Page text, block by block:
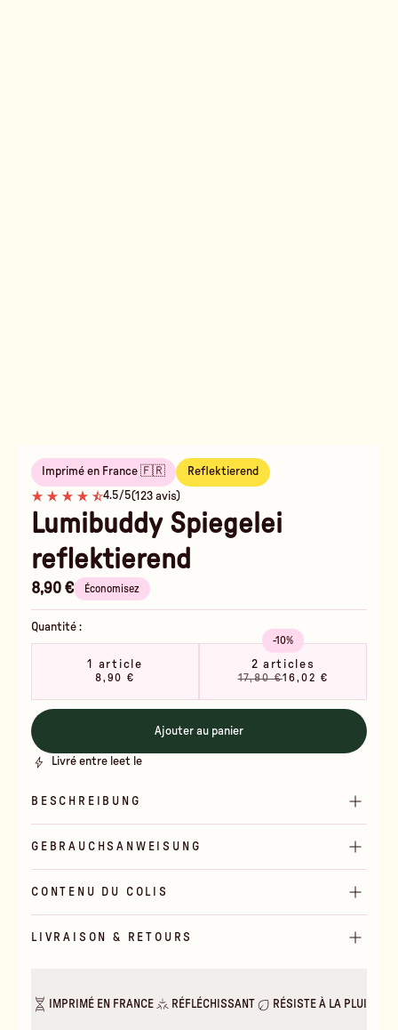
4.5/5(123 avis)
Imprimé en France 🇫🇷 Reflektierend
Lumibuddy Spiegelei
reflektierend
8,90 € Économisez
Quantité :
1 article
8,90 €
-10%
2 articles
17,80 €16,02 €
Ajouter au panier
Livré entre leet le
BESCHREIBUNG
GEBRAUCHSANWEISUNG
CONTENU DU COLIS
LIVRAISON & RETOURS
IMPRIMÉ EN FRANCE RÉFLÉCHISSANT RÉSISTE À LA PLUIE &